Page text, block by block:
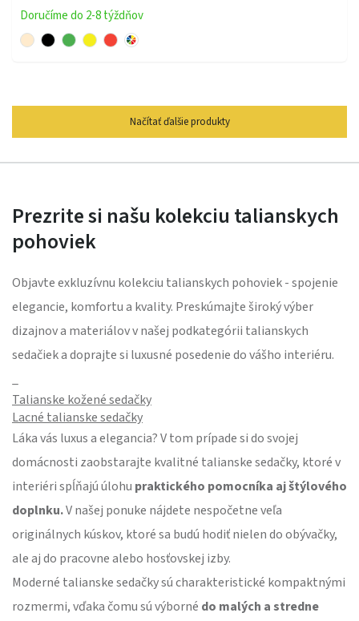
Doručíme do 2-8 týždňov
Načítať ďalšie produkty
Prezrite si našu kolekciu talianskych
pohoviek
Objavte exkluzívnu kolekciu talianskych pohoviek - spojenie
elegancie, komfortu a kvality. Preskúmajte široký výber
dizajnov a materiálov v našej podkategórii talianskych
sedačiek a doprajte si luxusné posedenie do vášho interiéru.
Talianske kožené sedačky
Lacné talianske sedačky
Láka vás luxus a elegancia? V tom prípade si do svojej
domácnosti zaobstarajte kvalitné talianske sedačky, ktoré v
interiéri spĺňajú úlohu praktického pomocníka aj štýlového
doplnku.V našej ponuke nájdete nespočetne veľa
originálnych kúskov, ktoré sa budú hodiť nielen do obývačky,
ale aj do pracovne alebo hosťovskej izby.
Moderné talianske sedačky sú charakteristické kompaktnými
rozmermi, vďaka čomu sú výborné do malých a stredne